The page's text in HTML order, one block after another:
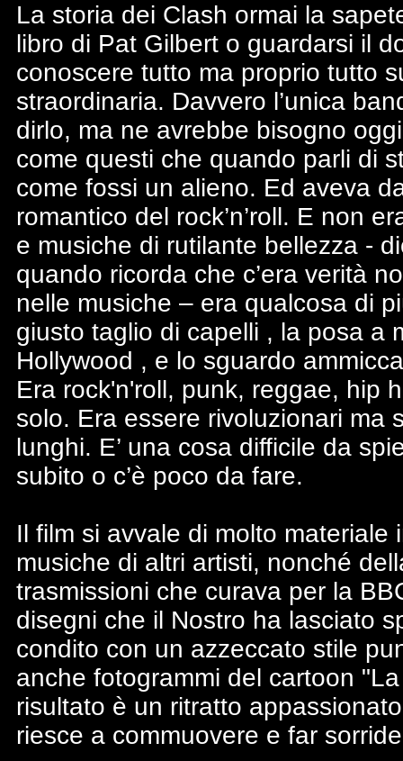
La storia dei Clash ormai la
libro di Pat Gilbert o guardarsi il
conoscere tutto ma proprio tutto
straordinaria. Davvero l’unica
dirlo, ma ne avrebbe bisogno
come questi che quando parli di
come fossi un alieno. Ed aveva
romantico del rock’n’roll. E non
e musiche di rutilante bellezza -
quando ricorda che c’era verità
nelle musiche – era qualcosa di
giusto taglio di capelli , la posa a
Hollywood , e lo sguardo
Era rock'n'roll, punk, reggae, hip
solo. Era essere rivoluzionari ma
lunghi. E’ una cosa difficile da
subito o c’è poco da fare.
Il film si avvale di molto
musiche di altri artisti, nonché
trasmissioni che curava per la
disegni che il Nostro ha lasciato
condito con un azzeccato stile
anche fotogrammi del cartoon
risultato è un ritratto
riesce a commuovere e far